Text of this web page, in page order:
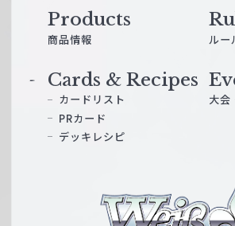
Products
商品情報
Cards & Recipes
カードリスト
PRカード
デッキレシピ
大会
ルー